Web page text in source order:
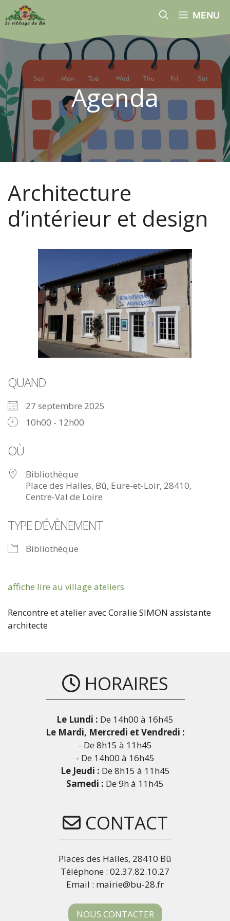
au
MENU
Agenda
Architecture
d’intérieur et design
QUAND
27 septembre 2025
10h00 - 12h00
OÙ
Bibliothèque
Place des Halles, Bû, Eure-et-Loir, 28410,
Centre-Val de Loire
TYPE D’ÉVÈNEMENT
Bibliothèque
affiche lire au village ateliers
Rencontre et atelier avec Coralie SIMON assistante
architecte
HORAIRES
Le Lundi : De 14h00 à 16h45
Le Mardi, Mercredi et Vendredi :
- De 8h15 à 11h45
- De 14h00 à 16h45
Le Jeudi : De 8h15 à 11h45
Samedi : De 9h à 11h45
CONTACT
Places des Halles, 28410 Bû
Téléphone : 02.37.82.10.27
Email : mairie@bu-28.fr
NOUS CONTACTER